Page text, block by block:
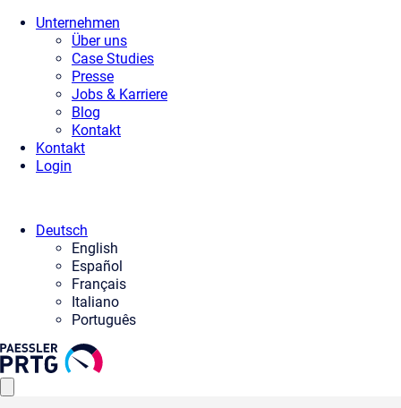
Unternehmen
Über uns
Case Studies
Presse
Jobs & Karriere
Blog
Kontakt
Kontakt
Login
Deutsch
English
Español
Français
Italiano
Português